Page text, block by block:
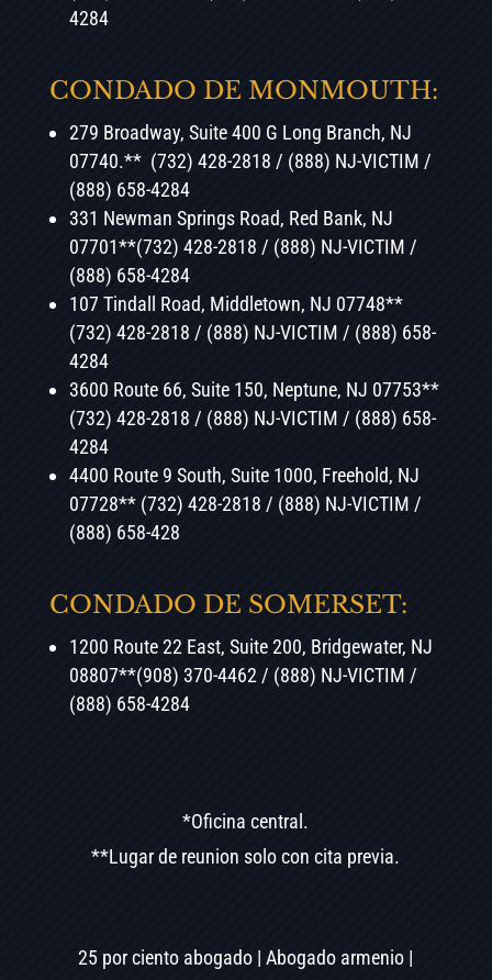
4284
CONDADO DE MONMOUTH:
279 Broadway, Suite 400 G Long Branch, NJ
07740.** (732) 428-2818 / (888) NJ-VICTIM /
(888) 658-4284
331 Newman Springs Road, Red Bank, NJ
07701**(732) 428-2818 / (888) NJ-VICTIM /
(888) 658-4284
107 Tindall Road, Middletown, NJ 07748**
(732) 428-2818 / (888) NJ-VICTIM / (888) 658-
4284
3600 Route 66, Suite 150, Neptune, NJ 07753**
(732) 428-2818 / (888) NJ-VICTIM / (888) 658-
4284
4400 Route 9 South, Suite 1000, Freehold, NJ
07728** (732) 428-2818 / (888) NJ-VICTIM /
(888) 658-428
CONDADO DE SOMERSET:
1200 Route 22 East, Suite 200, Bridgewater, NJ
08807**(908) 370-4462 / (888) NJ-VICTIM /
(888) 658-4284
*Oficina central.
**Lugar de reunion solo con cita previa.
25 por ciento abogado | Abogado armenio |